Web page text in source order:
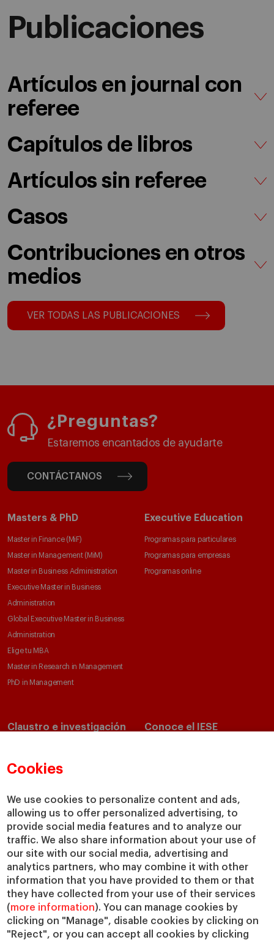
Cookies
We use cookies to personalize content and ads,
allowing us to offer personalized advertising, to
provide social media features and to analyze our
traffic. We also share information about your use of
our site with our social media, advertising and
analytics partners, who may combine it with other
information that you have provided to them or that
they have collected from your use of their services
(more information). You can manage cookies by
clicking on "Manage", disable cookies by clicking on
"Reject", or you can accept all cookies by clicking
Publicaciones
Artículos en journal con
referee
Capítulos de libros
Artículos sin referee
Casos
Contribuciones en otros
medios
VER TODAS LAS PUBLICACIONES
¿Preguntas?
Estaremos encantados de ayudarte
CONTÁCTANOS
Masters & PhD
Master in Finance (MiF)
Master in Management (MiM)
Master in Business Administration
Executive Master in Business
Administration
Global Executive Master in Business
Administration
Elige tu MBA
Master in Research in Management
PhD in Management
Executive Education
Programas para particulares
Programas para empresas
Programas online
Claustro e investigación
Departamentos académicos
Cátedras
IESE Insight
IESE Publishing
Conoce el IESE
Nuestro impacto
Colabora con el IESE
Servicios
Biblioteca
Canal de Compliance
Capellanía
IESE Shop
Jobs @IESE